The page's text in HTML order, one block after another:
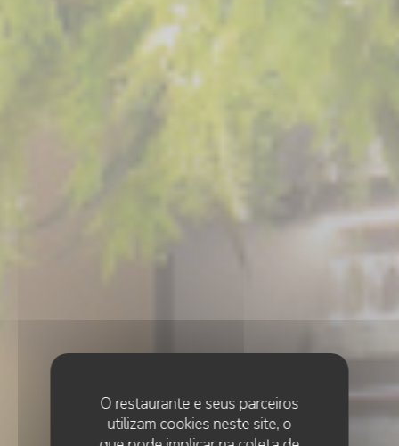
O restaurante e seus parceiros
utilizam cookies neste site, o